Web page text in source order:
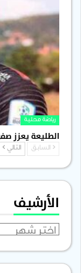
رياضة محلية
الطليعة يعزز
السابق التالي
الأرشيف
الأرشيف